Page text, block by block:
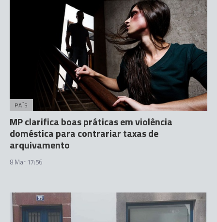
PAÍS
MP clarifica boas práticas em violência
doméstica para contrariar taxas de
arquivamento
8 Mar 17:56